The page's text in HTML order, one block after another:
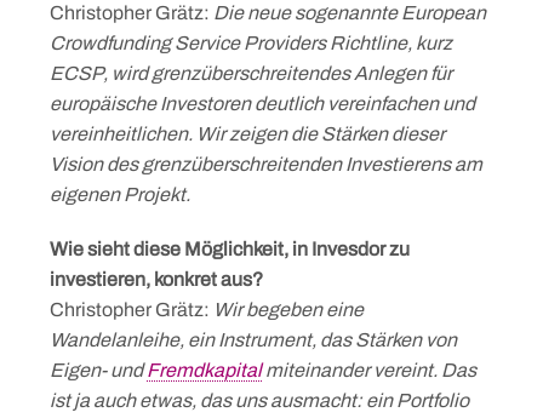
Christopher Grätz: Die neue sogenannte European
Crowdfunding Service Providers Richtline, kurz
ECSP, wird grenzüberschreitendes Anlegen für
europäische Investoren deutlich vereinfachen und
vereinheitlichen. Wir zeigen die Stärken dieser
Vision des grenzüberschreitenden Investierens am
eigenen Projekt.
Wie sieht diese Möglichkeit, in Invesdor zu
investieren, konkret aus?
Christopher Grätz: Wir begeben eine
Wandelanleihe, ein Instrument, das Stärken von
Eigen- undFremdkapitalmiteinander vereint. Das
ist ja auch etwas, das uns ausmacht: ein Portfolio